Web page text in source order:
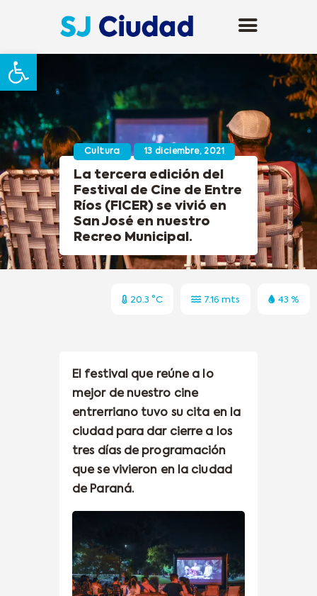
Abrir barra de herramientas
Cultura 13 diciembre, 2021
La tercera edición del
Festival de Cine de Entre
Ríos (FICER) se vivió en
San José en nuestro
Recreo Municipal.
20.3 °C 7.16 mts 43 %
El festival que reúne a lo
mejor de nuestro cine
entrerriano tuvo su cita en la
ciudad para dar cierre a los
tres días de programación
que se vivieron en la ciudad
de Paraná.